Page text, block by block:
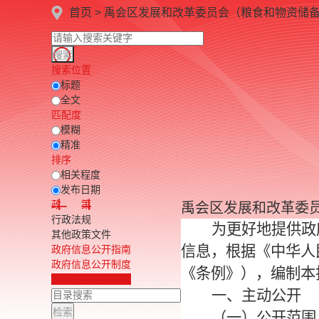
首页 > 禹会区发展和改革委员会（粮食和物资储
搜索位置
标题
全文
匹配度
模糊
精准
排序
相关程度
发布日期
政 策
行政法规
其他政策文件
政府信息公开指南
政府信息公开制度
禹会区发展和改革委
为更好地提供
信息，根据《中华
《条例》），编制
一、主动公开